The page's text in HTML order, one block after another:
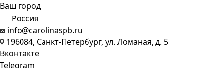
Ваш город
Россия
info@carolinaspb.ru
196084, Санкт-Петербург, ул. Ломаная, д. 5
Вконтакте
Telegram